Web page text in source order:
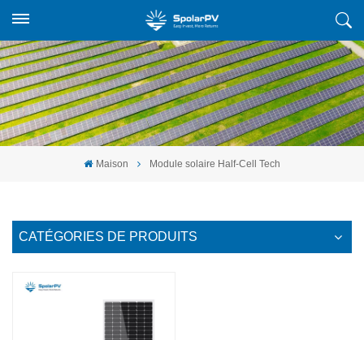
Maison Module solaire Half-Cell Tech
CATÉGORIES DE PRODUITS